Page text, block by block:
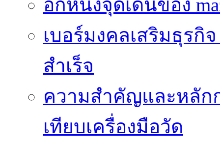
อีกหนึ่งจุดเด่นของ
เบอร์มงคลเสริมธุร
สำเร็จ
ความสำคัญและหลัก
เทียบเครื่องมือวัด